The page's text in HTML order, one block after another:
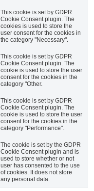
This cookie is set by GDPR
Cookie Consent plugin. The
cookies is used to store the
user consent for the cookies in
the category "Necessary".
This cookie is set by GDPR
Cookie Consent plugin. The
cookie is used to store the user
consent for the cookies in the
category "Other.
This cookie is set by GDPR
Cookie Consent plugin. The
cookie is used to store the user
consent for the cookies in the
category "Performance".
The cookie is set by the GDPR
Cookie Consent plugin and is
used to store whether or not
user has consented to the use
of cookies. It does not store
any personal data.